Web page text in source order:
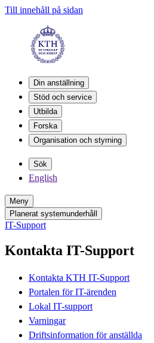
Till innehåll på sidan
Din anställning
Stöd och service
Utbilda
Forska
Organisation och styrning
Sök
English
Meny
Planerat systemunderhåll
IT-Support
Kontakta IT-Support
Kontakta KTH IT-Support
Portalen för IT-ärenden
Lokal IT-support
Varningar
Driftsinformation för anställda